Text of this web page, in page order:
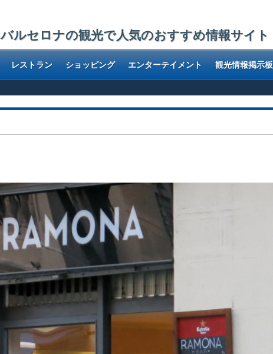
バルセロナの観光で人気のおすすめ情報サイト
レストラン ショッピング エンターテイメント 観光情報掲示板